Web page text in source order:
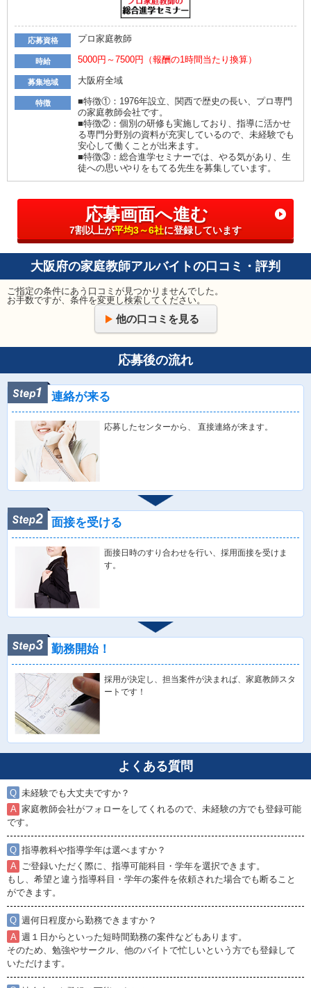
応募資格 プロ家庭教師
時給 5000円～7500円（報酬の1時間当たり換算）
募集地域 大阪府全域
特徴
■特徴①：1976年設立、関西で歴史の長い、プロ専門
の家庭教師会社です。
■特徴②：個別の研修も実施しており、指導に活かせ
る専門分野別の資料が充実しているので、未経験でも
安心して働くことが出来ます。
■特徴③：総合進学セミナーでは、やる気があり、生
徒への思いやりをもてる先生を募集しています。
応募画面へ進む
7割以上が平均3～6社に登録しています
大阪府の家庭教師アルバイトの口コミ・評判
ご指定の条件にあう口コミが見つかりませんでした。
お手数ですが、条件を変更し検索してください。
他の口コミを見る
応募後の流れ
連絡が来る
応募したセンターから、 直接連絡が来ます。
面接を受ける
面接日時のすり合わせを行い、採用面接を受けま
す。
勤務開始！
採用が決定し、担当案件が決まれば、家庭教師スタ
ートです！
よくある質問
未経験でも大丈夫ですか？
家庭教師会社がフォローをしてくれるので、未経験の方でも登録可能
です。
指導教科や指導学年は選べますか？
ご登録いただく際に、指導可能科目・学年を選択できます。
もし、希望と違う指導科目・学年の案件を依頼された場合でも断ること
ができます。
週何日程度から勤務できますか？
週１日からといった短時間勤務の案件などもあります。
そのため、勉強やサークル、他のバイトで忙しいという方でも登録して
いただけます。